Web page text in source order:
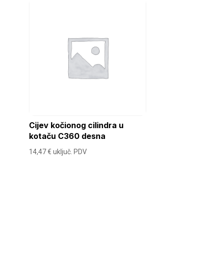
Cijev kočionog cilindra u
kotaču C360 desna
14,47€ uključ. PDV